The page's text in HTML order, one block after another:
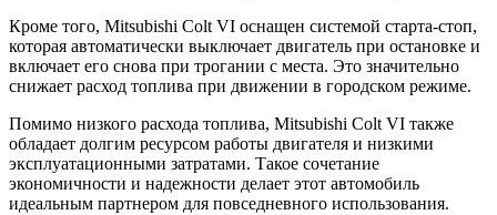
Кроме того, Mitsubishi Colt VI оснащен системой старта-стоп,
которая автоматически выключает двигатель при остановке и
включает его снова при трогании с места. Это значительно
снижает расход топлива при движении в городском режиме.
Помимо низкого расхода топлива, Mitsubishi Colt VI также
обладает долгим ресурсом работы двигателя и низкими
эксплуатационными затратами. Такое сочетание
экономичности и надежности делает этот автомобиль
идеальным партнером для повседневного использования.